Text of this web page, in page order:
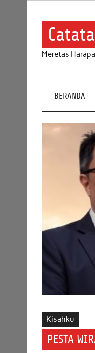
Meretas
BERANDA
Kisahku
PESTA